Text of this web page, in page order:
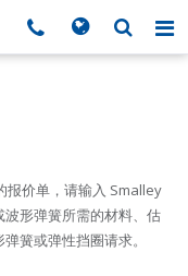
报价单，请输入 Smalley
形弹簧所需的材料、估
簧或弹性挡圈请求。